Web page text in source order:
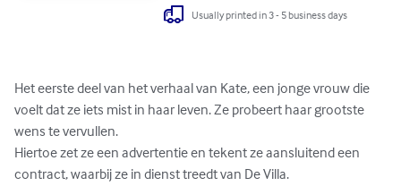
Usually printed in 3 - 5 business days
Het eerste deel van het verhaal van Kate, een jonge vrouw die
voelt dat ze iets mist in haar leven. Ze probeert haar grootste
wens te vervullen.
Hiertoe zet ze een advertentie en tekent ze aansluitend een
contract, waarbij ze in dienst treedt van De Villa.